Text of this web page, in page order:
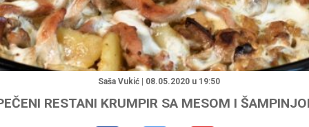
"
Saša Vukić | 08.05.2020 u 19:50
RESTANI KRUMPIR SA MESOM I